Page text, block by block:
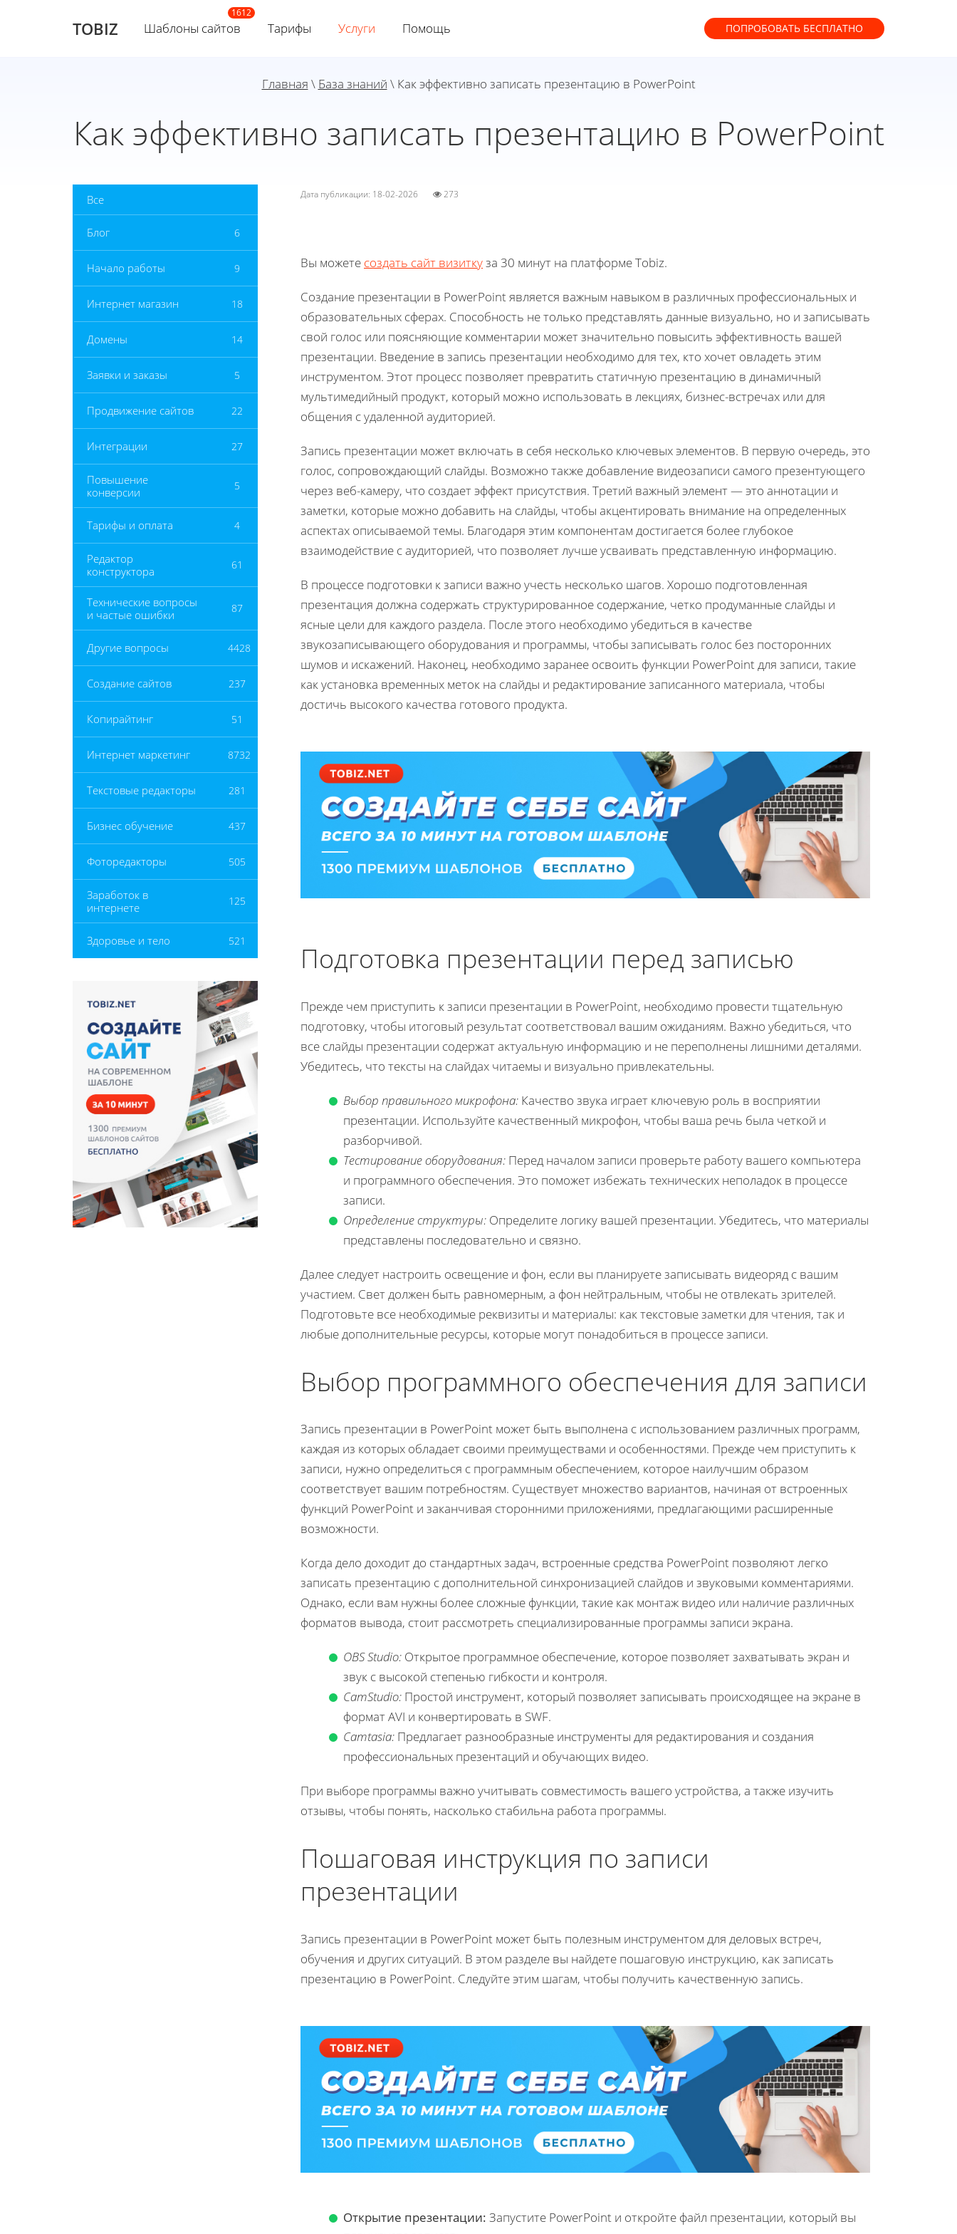
TOBIZ Шаблоны сайтов Тарифы Услуги Помощь ПОПРОБОВАТЬ БЕСПЛАТНО
Главная \ База знаний \ Как эффективно записать презентацию в PowerPoint
Как эффективно записать презентацию в PowerPoint
Все
Блог 6
Начало работы 9
Интернет магазин 18
Домены 14
Заявки и заказы 5
Продвижение сайтов 22
Интеграции 27
Повышение
конверсии
5
Тарифы и оплата 4
Редактор
конструктора
61
Технические вопросы
и частые ошибки
87
Другие вопросы 4428
Создание сайтов 237
Копирайтинг 51
Интернет маркетинг 8732
Текстовые редакторы 281
Бизнес обучение 437
Фоторедакторы 505
Заработок в
интернете
125
Здоровье и тело 521
Дата публикации: 18-02-2026 273
Вы можете создать сайт визиткуза 30 минут на платформе Tobiz.
Создание презентации в PowerPoint является важным навыком в различных профессиональных и
образовательных сферах. Способность не только представлять данные визуально, но и записывать
свой голос или поясняющие комментарии может значительно повысить эффективность вашей
презентации. Введение в запись презентации необходимо для тех, кто хочет овладеть этим
инструментом. Этот процесс позволяет превратить статичную презентацию в динамичный
мультимедийный продукт, который можно использовать в лекциях, бизнес-встречах или для
общения с удаленной аудиторией.
Запись презентации может включать в себя несколько ключевых элементов. В первую очередь, это
голос, сопровождающий слайды. Возможно также добавление видеозаписи самого презентующего
через веб-камеру, что создает эффект присутствия. Третий важный элемент — это аннотации и
заметки, которые можно добавить на слайды, чтобы акцентировать внимание на определенных
аспектах описываемой темы. Благодаря этим компонентам достигается более глубокое
взаимодействие с аудиторией, что позволяет лучше усваивать представленную информацию.
В процессе подготовки к записи важно учесть несколько шагов. Хорошо подготовленная
презентация должна содержать структурированное содержание, четко продуманные слайды и
ясные цели для каждого раздела. После этого необходимо убедиться в качестве
звукозаписывающего оборудования и программы, чтобы записывать голос без посторонних
шумов и искажений. Наконец, необходимо заранее освоить функции PowerPoint для записи, такие
как установка временных меток на слайды и редактирование записанного материала, чтобы
достичь высокого качества готового продукта.
Подготовка презентации перед записью
Прежде чем приступить к записи презентации в PowerPoint, необходимо провести тщательную
подготовку, чтобы итоговый результат соответствовал вашим ожиданиям. Важно убедиться, что
все слайды презентации содержат актуальную информацию и не переполнены лишними деталями.
Убедитесь, что тексты на слайдах читаемы и визуально привлекательны.
Выбор правильного микрофона: Качество звука играет ключевую роль в восприятии
презентации. Используйте качественный микрофон, чтобы ваша речь была четкой и
разборчивой.
Тестирование оборудования: Перед началом записи проверьте работу вашего компьютера
и программного обеспечения. Это поможет избежать технических неполадок в процессе
записи.
Определение структуры: Определите логику вашей презентации. Убедитесь, что материалы
представлены последовательно и связно.
Далее следует настроить освещение и фон, если вы планируете записывать видеоряд с вашим
участием. Свет должен быть равномерным, а фон нейтральным, чтобы не отвлекать зрителей.
Подготовьте все необходимые реквизиты и материалы: как текстовые заметки для чтения, так и
любые дополнительные ресурсы, которые могут понадобиться в процессе записи.
Выбор программного обеспечения для записи
Запись презентации в PowerPoint может быть выполнена с использованием различных программ,
каждая из которых обладает своими преимуществами и особенностями. Прежде чем приступить к
записи, нужно определиться с программным обеспечением, которое наилучшим образом
соответствует вашим потребностям. Существует множество вариантов, начиная от встроенных
функций PowerPoint и заканчивая сторонними приложениями, предлагающими расширенные
возможности.
Когда дело доходит до стандартных задач, встроенные средства PowerPoint позволяют легко
записать презентацию с дополнительной синхронизацией слайдов и звуковыми комментариями.
Однако, если вам нужны более сложные функции, такие как монтаж видео или наличие различных
форматов вывода, стоит рассмотреть специализированные программы записи экрана.
OBS Studio: Открытое программное обеспечение, которое позволяет захватывать экран и
звук с высокой степенью гибкости и контроля.
CamStudio: Простой инструмент, который позволяет записывать происходящее на экране в
формат AVI и конвертировать в SWF.
Camtasia: Предлагает разнообразные инструменты для редактирования и создания
профессиональных презентаций и обучающих видео.
При выборе программы важно учитывать совместимость вашего устройства, а также изучить
отзывы, чтобы понять, насколько стабильна работа программы.
Пошаговая инструкция по записи
презентации
Запись презентации в PowerPoint может быть полезным инструментом для деловых встреч,
обучения и других ситуаций. В этом разделе вы найдете пошаговую инструкцию, как записать
презентацию в PowerPoint. Следуйте этим шагам, чтобы получить качественную запись.
Открытие презентации: Запустите PowerPoint и откройте файл презентации, который вы